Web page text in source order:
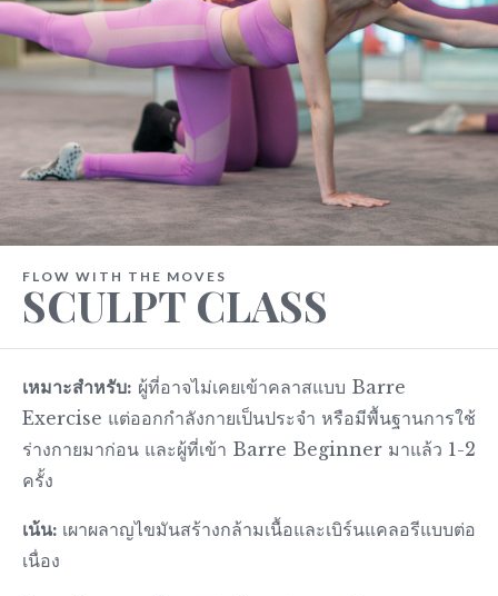
FLOW WITH THE MOVES
SCULPT CLASS
เหมาะสำหรับ: ผู้ที่อาจไม่เคยเข้าคลาสแบบ Barre
Exercise แต่ออกกำลังกายเป็นประจำ หรือมีพื้นฐานการใช้
ร่างกายมาก่อน และผู้ที่เข้า Barre Beginner มาแล้ว 1-2
ครั้ง
เน้น: เผาผลาญไขมันสร้างกล้ามเนื้อและเบิร์นแคลอรีแบบต่อ
เนื่อง